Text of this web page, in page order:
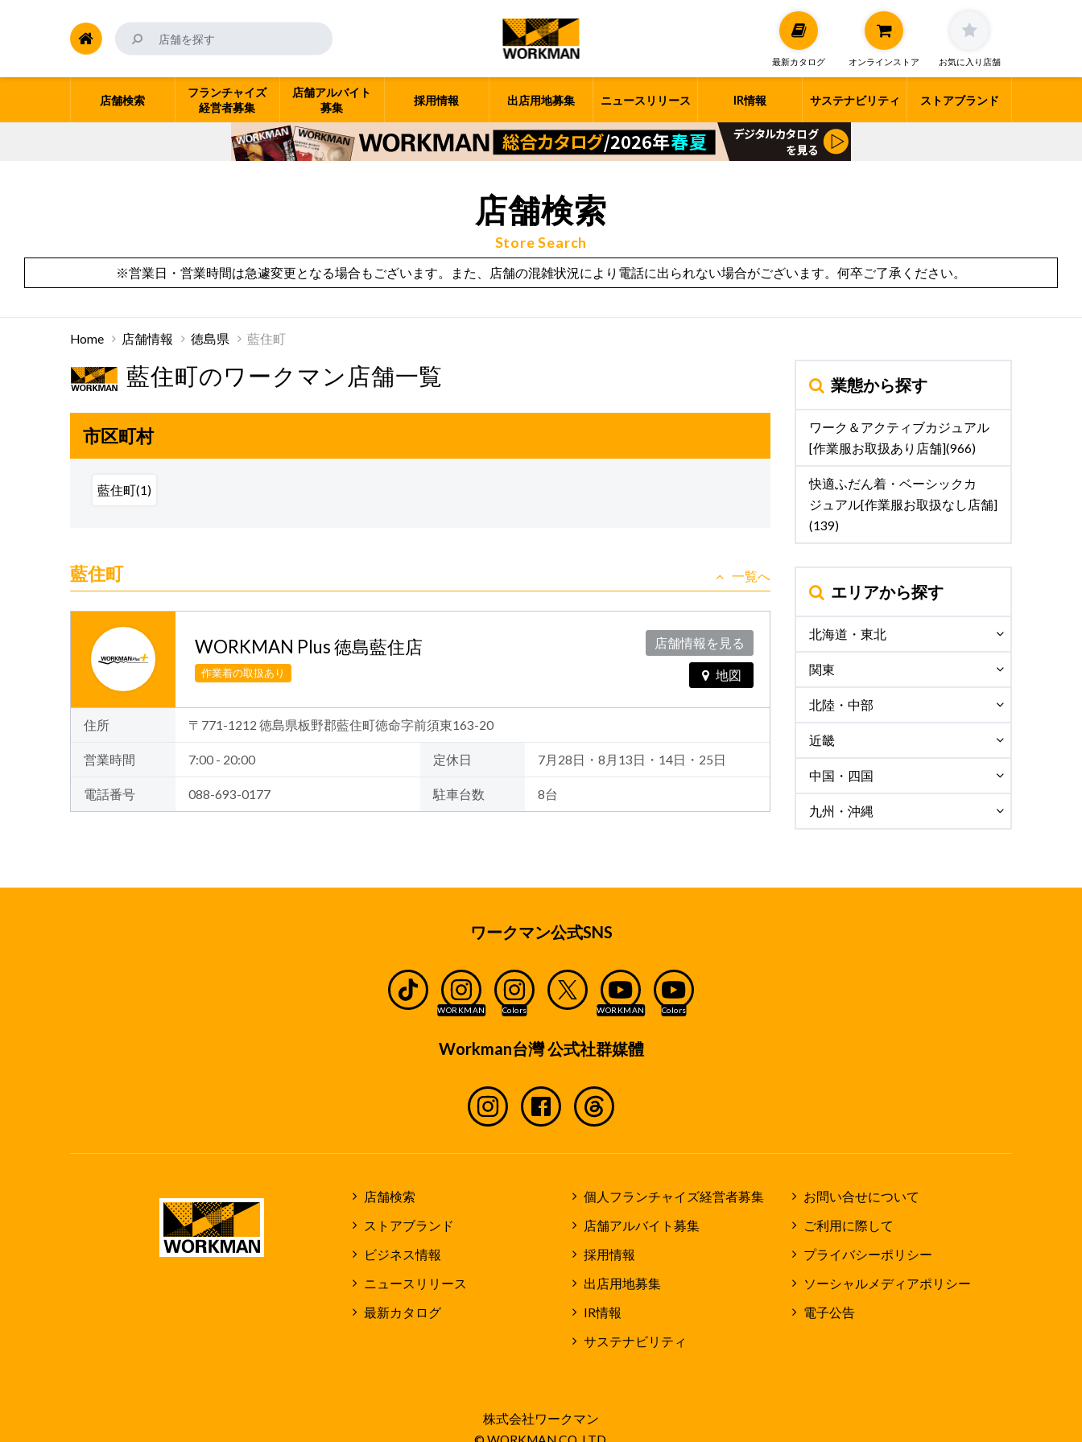
最新カタログ オンラインストア お気に入り店舗
フランチャイズ
経営者募集
店舗検索
店舗アルバイト
募集
採用情報 出店用地募集 ニュースリリース IR情報 サステナビリティ ストアブランド
店舗検索
Store Search
※営業日・営業時間は急遽変更となる場合もございます。また、店舗の混雑状況により電話に出られない場合がございます。何卒ご了承ください。
Home 店舗情報 徳島県 藍住町
藍住町のワークマン店舗一覧
市区町村
藍住町(1)
藍住町 一覧へ
WORKMAN Plus 徳島藍住店
作業着の取扱あり
住所 〒771-1212 徳島県板野郡藍住町徳命字前須東163-20
営業時間 7:00 - 20:00 定休日 7月28日・8月13日・14日・25日
電話番号 088-693-0177 駐車台数 8台
店舗情報を見る
地図
業態から探す
ワーク＆アクティブカジュアル
[作業服お取扱あり店舗](966)
快適ふだん着・ベーシックカ
ジュアル[作業服お取扱なし店舗]
(139)
エリアから探す
北海道・東北
関東
北陸・中部
近畿
中国・四国
九州・沖縄
ワークマン公式SNS
Workman台灣 公式社群媒體
店舗検索
ストアブランド
ビジネス情報
ニュースリリース
最新カタログ
個人フランチャイズ経営者募集
店舗アルバイト募集
採用情報
出店用地募集
IR情報
サステナビリティ
お問い合せについて
ご利用に際して
プライバシーポリシー
ソーシャルメディアポリシー
電子公告
株式会社ワークマン